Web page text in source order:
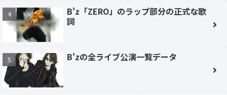
B'z「ZERO」のラップ部分の正式な歌
詞
B'zの全ライブ公演一覧データ